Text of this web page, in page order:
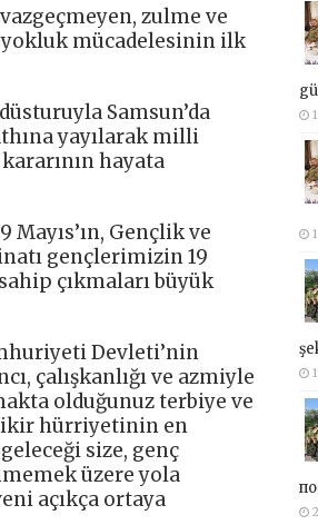
zulme ve
mücadelesinin ilk
Samsun’da
yayılarak milli
hayata
Gençlik ve
gençlerimizin 19
çıkmaları büyük
Devleti’nin
çalışkanlığı ve azmiyle
olduğunuz terbiye ve
hürriyetinin en
size, genç
üzere yola
açıkça ortaya